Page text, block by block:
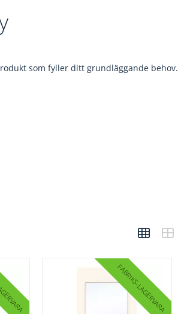
som fyller ditt grundläggande behov.
FABRIKS
LAGERVARA